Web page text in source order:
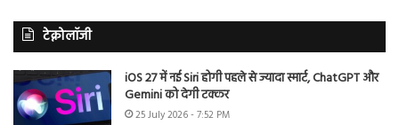
टेक्नोलॉजी
iOS 27 में नई Siri होगी पहले से ज्यादा स्मार्ट, ChatGPT और
Gemini को देगी टक्कर
25 July 2026 - 7:52 PM